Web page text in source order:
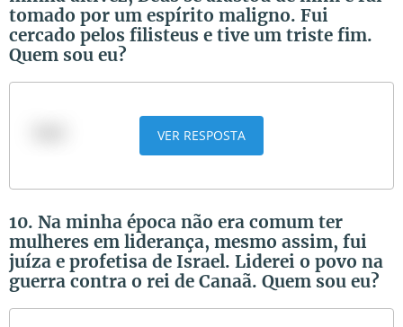
tomado por um espírito maligno. Fui
cercado pelos filisteus e tive um triste fim.
Quem sou eu?
VER RESPOSTA
10. Na minha época não era comum ter
mulheres em liderança, mesmo assim, fui
juíza e profetisa de Israel. Liderei o povo na
guerra contra o rei de Canaã. Quem sou eu?